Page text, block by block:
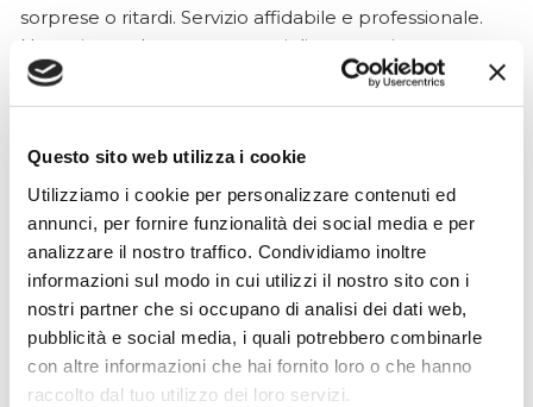
Questo sito web utilizza i cookie
Utilizziamo i cookie per personalizzare contenuti ed
annunci, per fornire funzionalità dei social media e per
analizzare il nostro traffico. Condividiamo inoltre
informazioni sul modo in cui utilizzi il nostro sito con i
nostri partner che si occupano di analisi dei dati web,
pubblicità e social media, i quali potrebbero combinarle
con altre informazioni che hai fornito loro o che hanno
raccolto dal tuo utilizzo dei loro servizi.
sorprese o ritardi. Servizio affidabile e professionale.
Negozio assolutamente consigliato, acqui..
Ciro Pio Donnarumma
4 mesi fa
★★★★★
Ho acquistato un Selmer Super Action 80 serie I da
Biasin e sono rimasto davvero super soddisfatto. Il sax
è arrivato in condizioni impeccabili, perfettamente
imballato e conforme alla descrizione. Il negozio si è
dimostrato serio e professionale,..